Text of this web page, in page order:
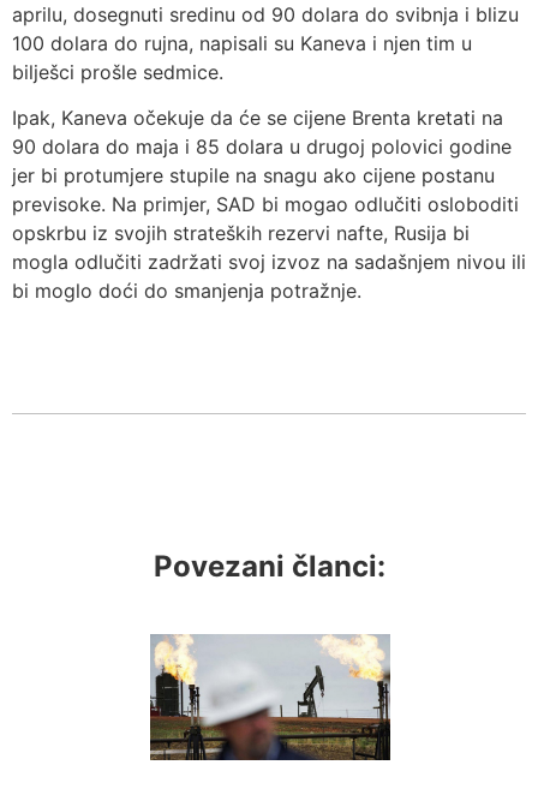
aprilu, dosegnuti sredinu od 90 dolara do svibnja i blizu
100 dolara do rujna, napisali su Kaneva i njen tim u
bilješci prošle sedmice.
Ipak, Kaneva očekuje da će se cijene Brenta kretati na
90 dolara do maja i 85 dolara u drugoj polovici godine
jer bi protumjere stupile na snagu ako cijene postanu
previsoke. Na primjer, SAD bi mogao odlučiti osloboditi
opskrbu iz svojih strateških rezervi nafte, Rusija bi
mogla odlučiti zadržati svoj izvoz na sadašnjem nivou ili
bi moglo doći do smanjenja potražnje.
Povezani članci: